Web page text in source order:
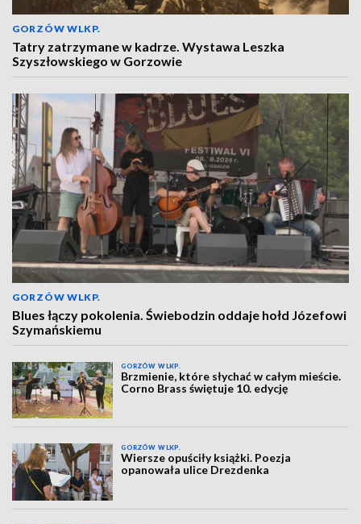
GORZÓW WLKP.
Tatry zatrzymane w kadrze. Wystawa Leszka
Szyszłowskiego w Gorzowie
GORZÓW WLKP.
Blues łączy pokolenia. Świebodzin oddaje hołd Józefowi
Szymańskiemu
GORZÓW WLKP.
Brzmienie, które słychać w całym mieście.
Corno Brass świętuje 10. edycję
GORZÓW WLKP.
Wiersze opuściły książki. Poezja
opanowała ulice Drezdenka